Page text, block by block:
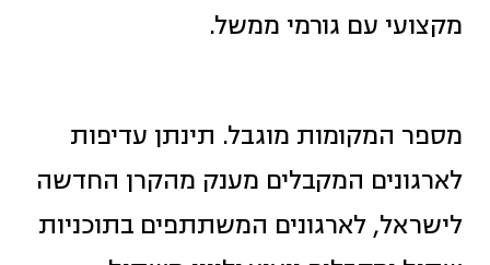
מקצועי עם גורמי ממשל.
מספר המקומות מוגבל. תינתן עדיפות
לארגונים המקבלים מענק מהקרן החדשה
לישראל, לארגונים המשתתפים בתוכניות